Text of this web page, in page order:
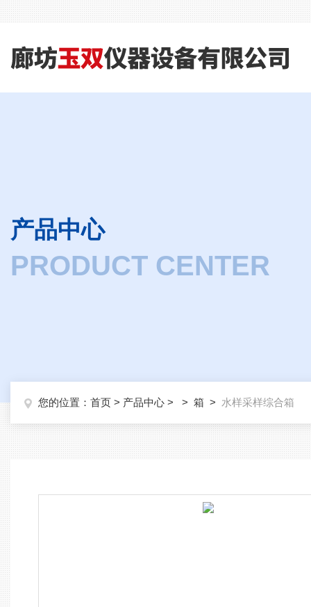
产品中心
PRODUCT CENTER
您的位置： 首页 > 产品中心 > > 箱 > 水样采样综合箱